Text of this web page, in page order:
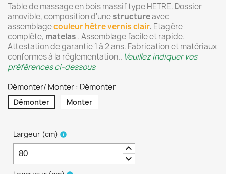
Table de massage en bois massif type HETRE. Dossier
amovible, composition d'unestructureavec
assemblagecouleur hêtre vernis clair. Etagère
complète, matelas . Assemblage facile et rapide.
Attestation de garantie 1 à 2 ans. Fabrication et matériaux
conformes à la réglementation.. Veuillez indiquer vos
préférences ci-dessous
Démonter/ Monter : Démonter
Démonter Monter
Largeur (cm) info
keyboard_arrow_up
keyboard_arrow_down